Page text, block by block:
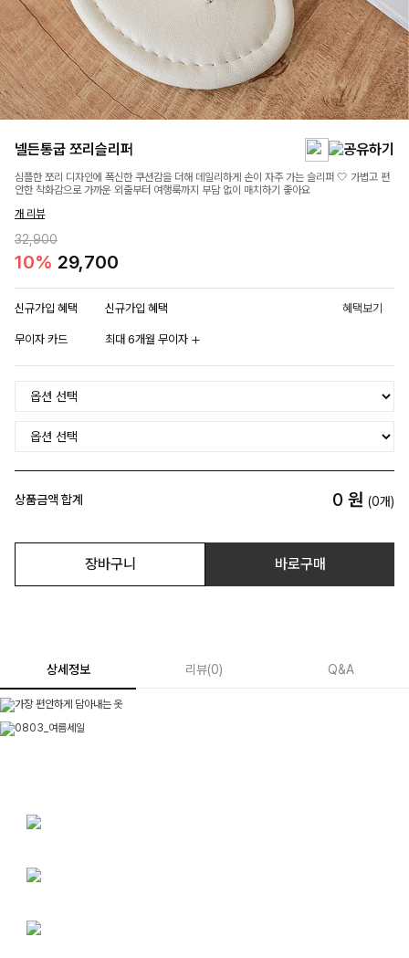
넬든통굽 쪼리슬리퍼
심플한 쪼리 디자인에 폭신한 쿠션감을 더해 데일리하게 손이 자주 가는 슬리퍼 🤍 가볍고 편
안한 착화감으로 가까운 외출부터 여행룩까지 부담 없이 매치하기 좋아요
개 리뷰
32,900
10% 29,700
신규가입 혜택 신규가입 혜택 혜택보기
무이자 카드 최대 6개월 무이자
상품금액 합계 0 원 (0개)
장바구니 바로구매
상세정보 리뷰(0) Q&A